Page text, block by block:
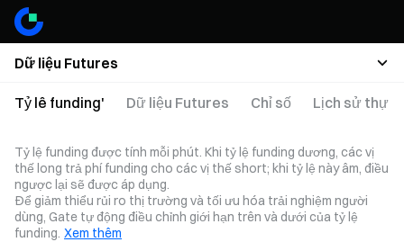
Dữ liệu Futures
Tỷ lê funding' Dữ liệu Futures Chỉ số Lịch sử thực
Tỷ lệ funding được tính mỗi phút. Khi tỷ lệ funding dương, các vị
thế long trả phí funding cho các vị thế short; khi tỷ lệ này âm, điều
ngược lại sẽ được áp dụng.
Để giảm thiểu rủi ro thị trường và tối ưu hóa trải nghiệm người
dùng, Gate tự động điều chỉnh giới hạn trên và dưới của tỷ lệ
funding. Xem thêm